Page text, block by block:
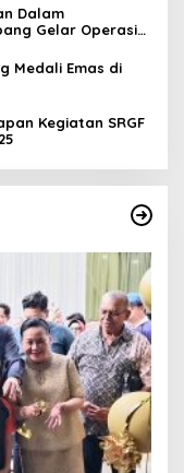
Dalam
Gelar Operasi
Medali Emas di
Kegiatan SRGF